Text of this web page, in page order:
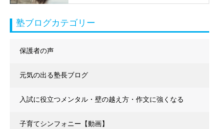
塾ブログカテゴリー
保護者の声
元気の出る塾長ブログ
入試に役立つメンタル・壁の越え方・作文に強くなる
子育てシンフォニー【動画】